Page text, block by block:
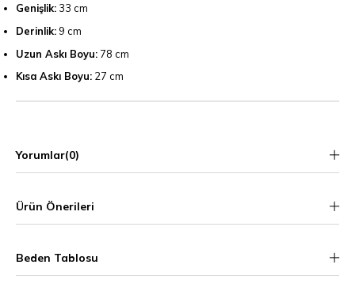
Genişlik: 33 cm
Derinlik: 9 cm
Uzun Askı Boyu: 78 cm
Kısa Askı Boyu: 27 cm
Yorumlar(0)
Ürün Önerileri
Beden Tablosu